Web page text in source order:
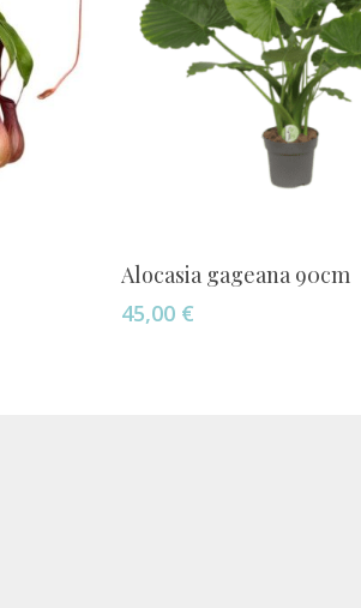
Alocasia gageana 90cm
45,00 €